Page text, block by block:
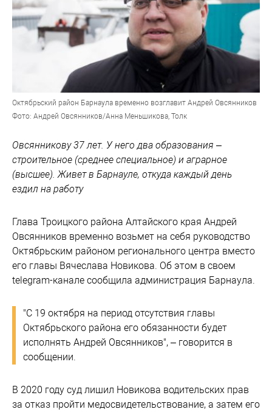
Октябрьский район Барнаула временно возглавит Андрей Овсянников
Фото: Андрей Овсянников/Анна Меньшикова, Толк
Овсянникову 37 лет. У него два образования –
строительное (среднее специальное) и аграрное
(высшее). Живет в Барнауле, откуда каждый день
ездил на работу
Глава Троицкого района Алтайского края Андрей
Овсянников временно возьмет на себя руководство
Октябрьским районом регионального центра вместо
его главы Вячеслава Новикова. Об этом в своем
telegram-канале сообщила администрация Барнаула.
"С 19 октября на период отсутствия главы
Октябрьского района его обязанности будет
исполнять Андрей Овсянников", – говорится в
сообщении.
В 2020 году суд лишил Новикова водительских прав
за отказ пройти медосвидетельствование, а затем его